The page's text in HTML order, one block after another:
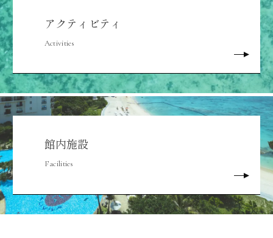
アクティビティ
Activities
館内施設
Facilities